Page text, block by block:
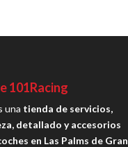
101Racing
una tienda de servicios,
detallado y accesorios
en Las Palms de Gran